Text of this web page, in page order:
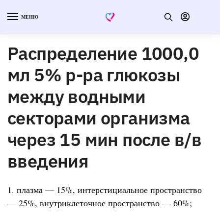
МЕНЮ
Распределение 1000,0
мл 5% р-ра глюкозы
между водными
секторами организма
через 15 мин после в/в
введения
1. плазма — 15%, интерстициальное пространство
— 25%, внутриклеточное пространство — 60%;